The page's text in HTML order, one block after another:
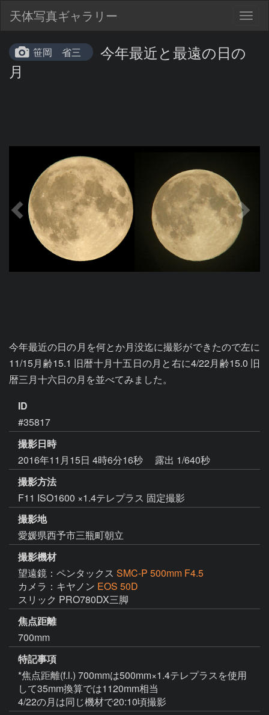
天体写真ギャラリー
笹岡 省三
今年最近と最遠の日の
月
今年最近の日の月を何とか月没迄に撮影ができたので左に
11/15月齢15.1 旧暦十月十五日の月と右に4/22月齢15.0 旧
暦三月十六日の月を並べてみました。
ID
#35817
撮影日時
2016年11月15日 4時6分16秒
露出 1/640秒
撮影方法
F11 ISO1600 ×1.4テレプラス 固定撮影
撮影地
愛媛県西予市三瓶町朝立
撮影機材
望遠鏡：ペンタックス SMC-P 500mm F4.5
カメラ：キヤノン EOS 50D
スリック PRO780DX三脚
焦点距離
700mm
特記事項
*焦点距離(f.l.) 700mmは500mm×1.4テレプラスを使用
して35mm換算では1120mm相当
4/22の月は同じ機材で20:10頃撮影